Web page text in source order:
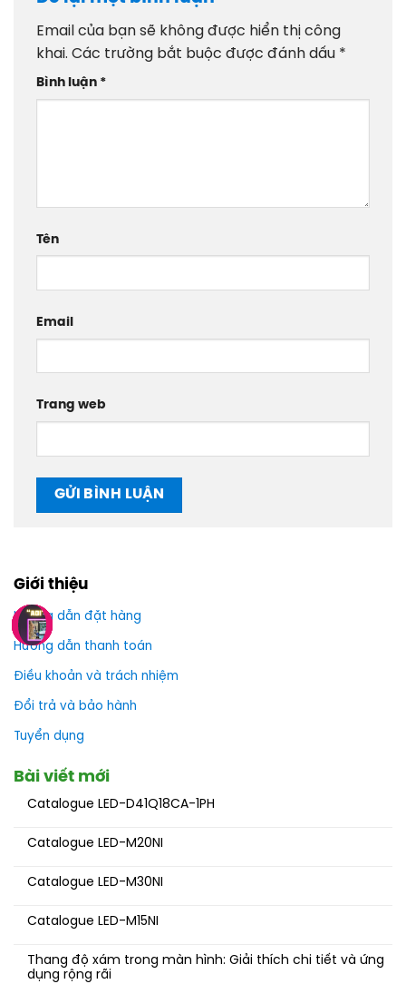
Email của bạn sẽ không được hiển thị công
khai. Các trường bắt buộc được đánh dấu *
Bình luận *
Tên
Email
Trang web
Giới thiệu
Hướng dẫn đặt hàng
Hướng dẫn thanh toán
Điều khoản và trách nhiệm
Đổi trả và bảo hành
Tuyển dụng
Bài viết mới
Catalogue LED-D41Q18CA-1PH
Catalogue LED-M20NI
Catalogue LED-M30NI
Catalogue LED-M15NI
Thang độ xám trong màn hình: Giải thích chi tiết và ứng
dụng rộng rãi